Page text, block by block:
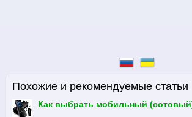
Похожие и рекомендуемые статьи
Как выбрать мобильный